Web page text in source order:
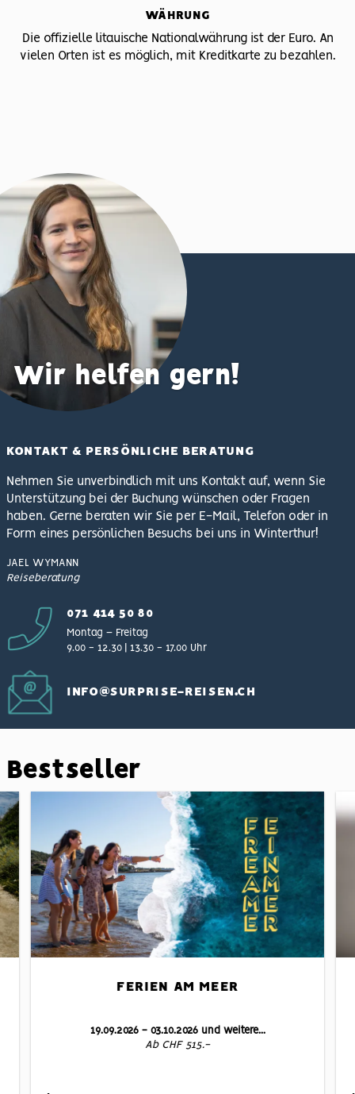
WÄHRUNG
Die offizielle litauische Nationalwährung ist der Euro. An
vielen Orten ist es möglich, mit Kreditkarte zu bezahlen.
Wir helfen gern!
KONTAKT & PERSÖNLICHE BERATUNG
Nehmen Sie unverbindlich mit uns Kontakt auf, wenn Sie
Unterstützung bei der Buchung wünschen oder Fragen
haben. Gerne beraten wir Sie per E-Mail, Telefon oder in
Form eines persönlichen Besuchs bei uns in Winterthur!
JAEL WYMANN
Reiseberatung
071 414 50 80
Montag – Freitag
9.00 − 12.30 | 13.30 − 17.00 Uhr
INFO@SURPRISE-REISEN.CH
Bestseller
FERIEN AM MEER
19.09.2026 - 03.10.2026 und weitere...
Ab CHF 515.-